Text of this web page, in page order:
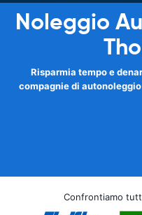
Noleggio
Risparmia tempo e
compagnie di
Confrontiamo